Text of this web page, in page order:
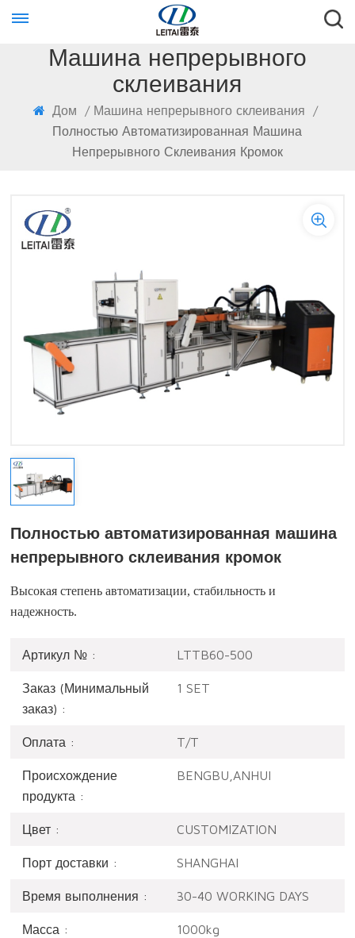
Машина непрерывного
склеивания
Дом / Машина непрерывного склеивания
/
Полностью Автоматизированная Машина
Непрерывного Склеивания Кромок
Полностью автоматизированная машина
непрерывного склеивания кромок
Высокая степень автоматизации, стабильность и
надежность.
Артикул № : LTTB60-500
Заказ (Минимальный
заказ) :
1 SET
Оплата : T/T
Происхождение
продукта :
BENGBU,ANHUI
Цвет : CUSTOMIZATION
Порт доставки : SHANGHAI
Время выполнения : 30-40 WORKING DAYS
Масса : 1000kg